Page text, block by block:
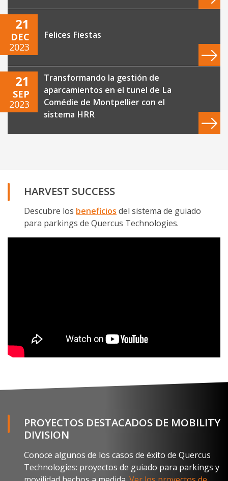
21
DEC
2023
21
SEP
2023
aparcamientos en el tunel de La
Comédie de Montpellier con el
sistema HRR
Descubre losbeneficios
para parkings de Quercus Technologies.
DIVISION
Conoce algunos de los casos de éxito de Quercus
Technologies: proyectos de guiado para parkings y
movilidad hechos a medida.
Ver los proyectos de
Mobility